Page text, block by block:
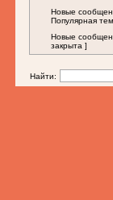
Новые
Популярная
Новые
закрыта ]
Найти: